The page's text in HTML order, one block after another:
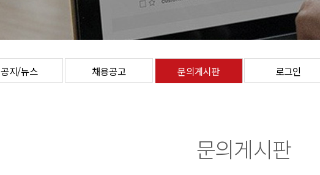
공지/뉴스 채용공고 문의게시판 로그인
문의게시판